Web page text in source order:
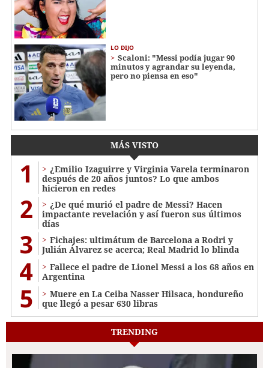
LO DIJO
Scaloni: "Messi podía jugar 90
minutos y agrandar su leyenda,
pero no piensa en eso"
MÁS VISTO
1
¿Emilio Izaguirre y Virginia Varela terminaron
después de 20 años juntos? Lo que ambos
hicieron en redes
2
¿De qué murió el padre de Messi? Hacen
impactante revelación y así fueron sus últimos
días
3
Fichajes: ultimátum de Barcelona a Rodri y
Julián Álvarez se acerca; Real Madrid lo blinda
4
Fallece el padre de Lionel Messi a los 68 años en
Argentina
5
Muere en La Ceiba Nasser Hilsaca, hondureño
que llegó a pesar 630 libras
TRENDING